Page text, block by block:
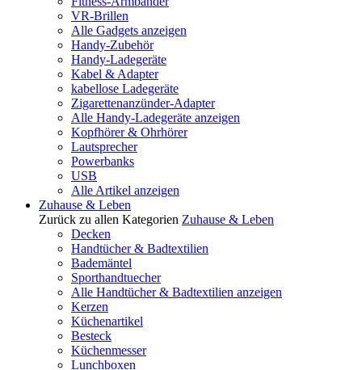
VR-Brillen
Alle Gadgets anzeigen
Handy-Zubehör
Handy-Ladegeräte
Kabel & Adapter
kabellose Ladegeräte
Zigarettenanzünder-Adapter
Alle Handy-Ladegeräte anzeigen
Kopfhörer & Ohrhörer
Lautsprecher
Powerbanks
USB
Alle Artikel anzeigen
Zuhause & Leben
Zurück zu allen Kategorien Zuhause & Leben
Decken
Handtücher & Badtextilien
Bademäntel
Sporthandtuecher
Alle Handtücher & Badtextilien anzeigen
Kerzen
Küchenartikel
Besteck
Küchenmesser
Lunchboxen